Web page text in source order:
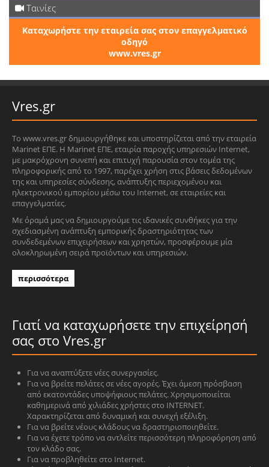
Ταινίες
Καταχωρήστε την εταιρεία σας στον επαγγελματικό
οδηγό
www.vres.gr
Vres.gr
Το www.vres.gr δημιουργήθηκε και υποστηρίζεται από την εταιρεία
Marinet ΕΠΕ. Η Marinet ΕΠΕ, εταιρία παροχής υπηρεσιών Internet,
με μακρόχρονη συνεπή και επιτυχή παρουσία στον τομέα της
πληροφορικής από το 1997, παρέχει χρήση στις βάσεις δεδομένων
της και υπηρεσίες σύνδεσης, ανάπτυξης περιεχομένου και
ηλεκτρονικού εμπορίου μέσω του Internet, σε εταιρείες και
επαγγελματίες.
Με όραμά μας να δημιουργούμε τις ιδανικές συνθήκες για την
σχεδιασμένη ανάπτυξη εμπορικής δραστηριότητας των
συνδεδεμένων επιχειρήσεων και χρηστών, προσφέρουμε μία
ολοκληρωμένη σειρά προϊόντων και υπηρεσιών.
περισσότερα
Γιατί να καταχωρήσετε την επιχείρησή
σας στο Vres.gr
Για να αναπτύξετε νέες συνεργασίες.
Για να βρείτε πελάτες σε νέες αγορές. Έχει άμεση πρόσβαση
από εκατοντάδες υποψήφιους πελάτες. Χρησιμοποιείται
καθημερινά από χιλιάδες χρήστες στο INTERNET.
Χαρακτηρίζεται από δυναμική και συνεχή εξέλιξη.
Για να βρείτε νέους κλάδους να δραστηριοποιηθείτε.
Για να έχετε τρόπο να αντλείτε περισσότερη πληροφόρηση από
τον κλάδο σας.
Για να προβληθείτε στο Internet.